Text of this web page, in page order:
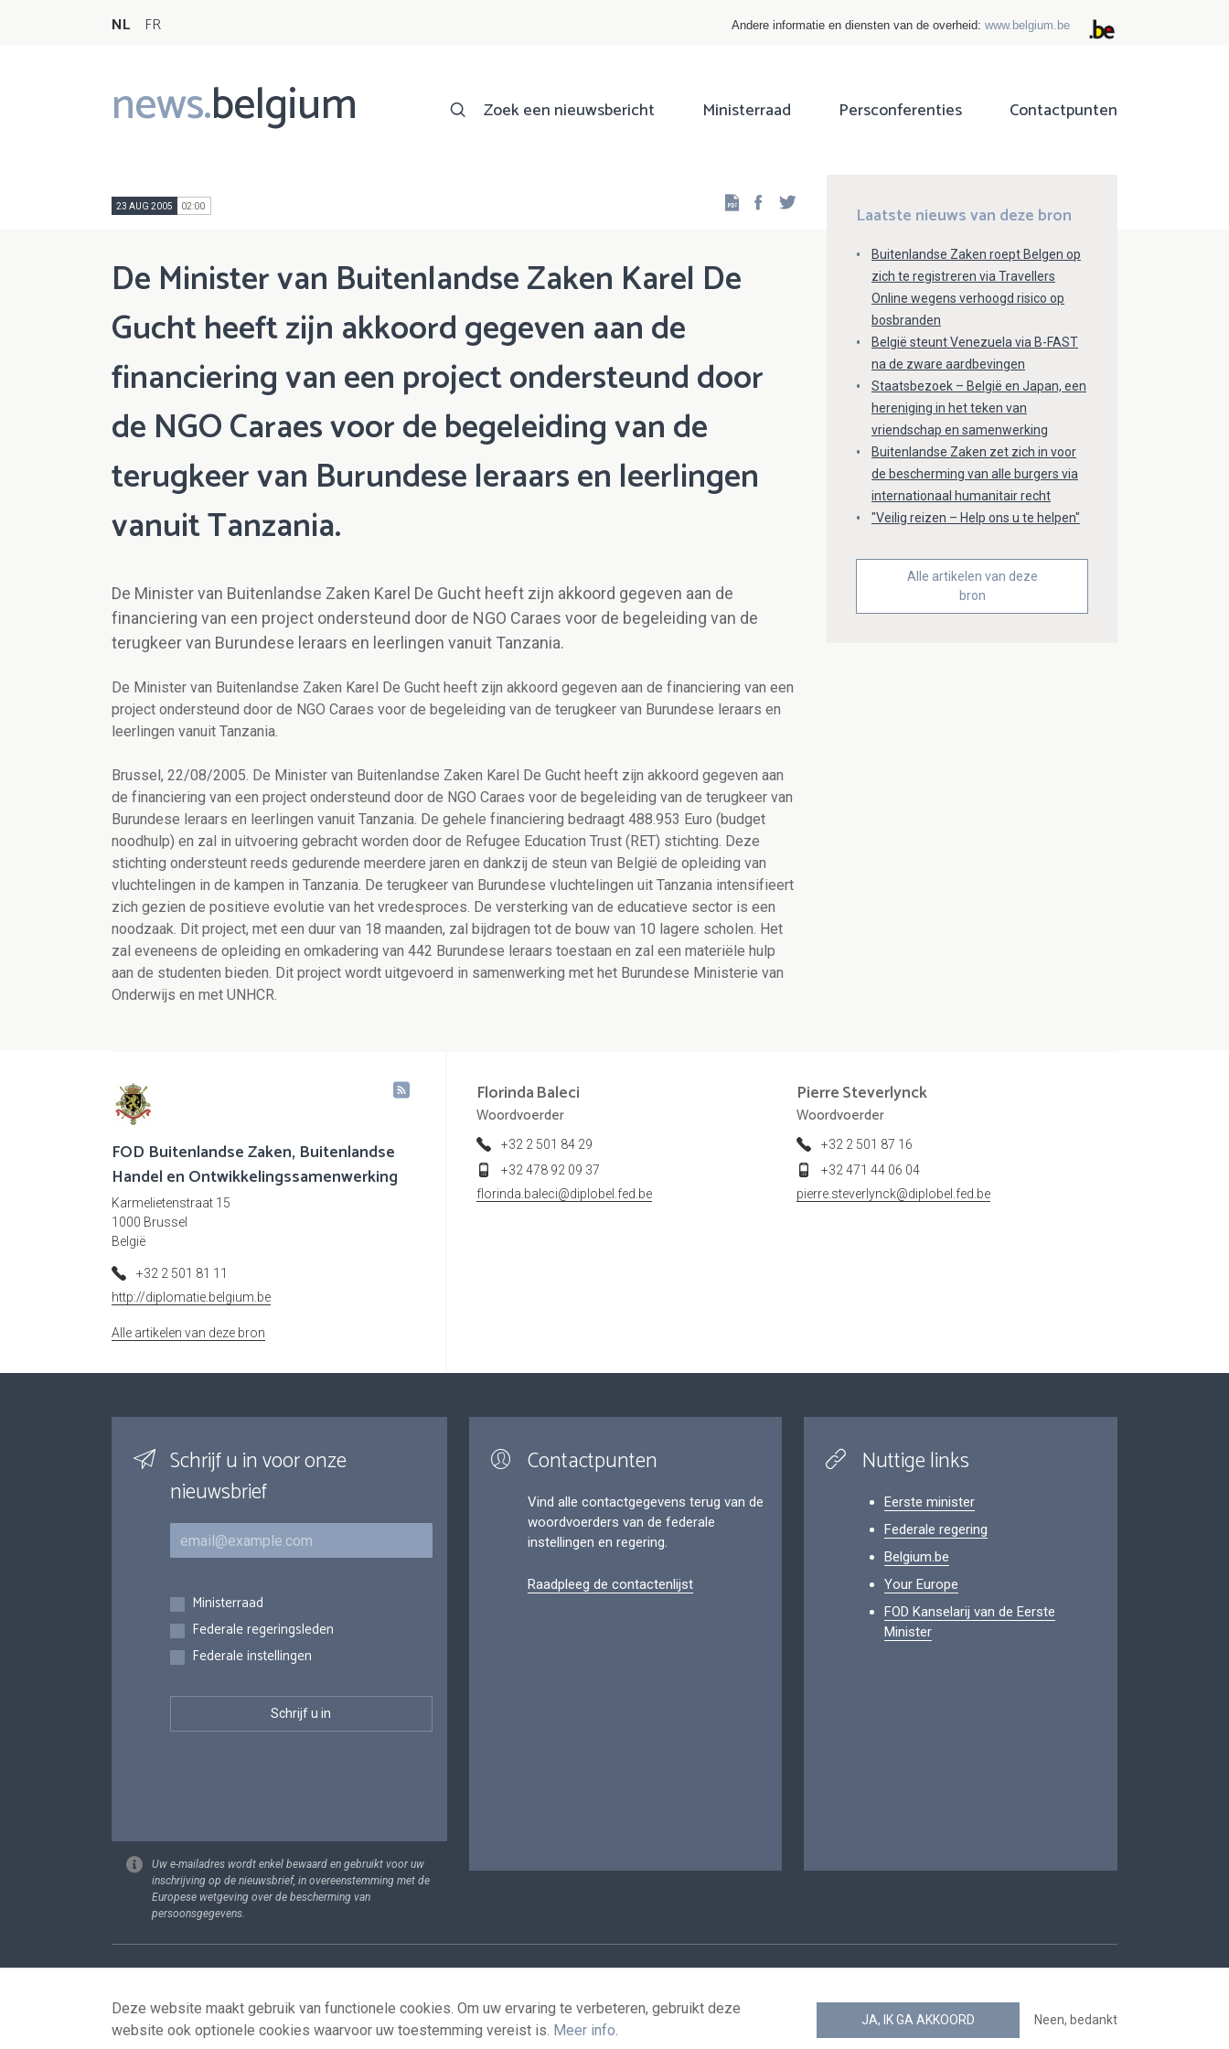
NL FR Andere informatie en diensten van de overheid: www.belgium.be
news.belgium
Main
navigation
Zoek een nieuwsbericht Ministerraad Persconferenties Contactpunten
23 AUG 2005 02:00 Facebook
De Minister van Buitenlandse Zaken Karel De
Gucht heeft zijn akkoord gegeven aan de
financiering van een project ondersteund door
de NGO Caraes voor de begeleiding van de
terugkeer van Burundese leraars en leerlingen
vanuit Tanzania.
De Minister van Buitenlandse Zaken Karel De Gucht heeft zijn akkoord gegeven aan de
financiering van een project ondersteund door de NGO Caraes voor de begeleiding van de
terugkeer van Burundese leraars en leerlingen vanuit Tanzania.
De Minister van Buitenlandse Zaken Karel De Gucht heeft zijn akkoord gegeven aan de financiering van een
project ondersteund door de NGO Caraes voor de begeleiding van de terugkeer van Burundese leraars en
leerlingen vanuit Tanzania.
Brussel, 22/08/2005. De Minister van Buitenlandse Zaken Karel De Gucht heeft zijn akkoord gegeven aan
de financiering van een project ondersteund door de NGO Caraes voor de begeleiding van de terugkeer van
Burundese leraars en leerlingen vanuit Tanzania. De gehele financiering bedraagt 488.953 Euro (budget
noodhulp) en zal in uitvoering gebracht worden door de Refugee Education Trust (RET) stichting. Deze
stichting ondersteunt reeds gedurende meerdere jaren en dankzij de steun van België de opleiding van
vluchtelingen in de kampen in Tanzania. De terugkeer van Burundese vluchtelingen uit Tanzania intensifieert
zich gezien de positieve evolutie van het vredesproces. De versterking van de educatieve sector is een
noodzaak. Dit project, met een duur van 18 maanden, zal bijdragen tot de bouw van 10 lagere scholen. Het
zal eveneens de opleiding en omkadering van 442 Burundese leraars toestaan en zal een materiële hulp
aan de studenten bieden. Dit project wordt uitgevoerd in samenwerking met het Burundese Ministerie van
Onderwijs en met UNHCR.
Laatste nieuws van deze bron
Buitenlandse Zaken roept Belgen op
zich te registreren via Travellers
Online wegens verhoogd risico op
bosbranden
België steunt Venezuela via B-FAST
na de zware aardbevingen
Staatsbezoek – België en Japan, een
hereniging in het teken van
vriendschap en samenwerking
Buitenlandse Zaken zet zich in voor
de bescherming van alle burgers via
internationaal humanitair recht
"Veilig reizen – Help ons u te helpen"
Alle artikelen van deze
bron
FOD Buitenlandse Zaken, Buitenlandse
Handel en Ontwikkelingssamenwerking
Karmelietenstraat 15
1000 Brussel
België
+32 2 501 81 11
http://diplomatie.belgium.be
Alle artikelen van deze bron
FlorindaBaleci
Woordvoerder
+32 2 501 84 29
+32 478 92 09 37
florinda.baleci@diplobel.fed.be
PierreSteverlynck
Woordvoerder
+32 2 501 87 16
+32 471 44 06 04
pierre.steverlynck@diplobel.fed.be
Schrijf u in voor onze
nieuwsbrief
E-mail
Inschrijvingen
Ministerraad
Federale regeringsleden
Federale instellingen
Uw e-mailadres wordt enkel bewaard en gebruikt voor uw
inschrijving op de nieuwsbrief, in overeenstemming met de
Europese wetgeving over de bescherming van
persoonsgegevens.
Contactpunten
Vind alle contactgegevens terug van de
woordvoerders van de federale
instellingen en regering.
Raadpleeg de contactenlijst
Nuttige links
Eerste minister
Federale regering
Belgium.be
Your Europe
FOD Kanselarij van de Eerste
Minister
Footer
Deze website maakt gebruik van functionele cookies. Om uw ervaring te verbeteren, gebruikt deze
website ook optionele cookies waarvoor uw toestemming vereist is. Meer info.
JA, IK GA AKKOORD Neen, bedankt